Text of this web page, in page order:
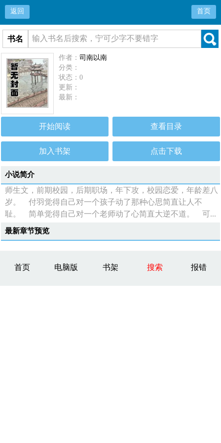
返回 首页
书名
作者：司南以南
分类：
状态：0
更新：
最新：
开始阅读 查看目录
加入书架 点击下载
小说简介
师生文，前期校园，后期职场，年下攻，校园恋爱，年龄差八
岁。 付羽觉得自己对一个孩子动了那种心思简直让人不
耻。 简单觉得自己对一个老师动了心简直大逆不道。 可...
最新章节预览
首页 电脑版 书架 搜索 报错